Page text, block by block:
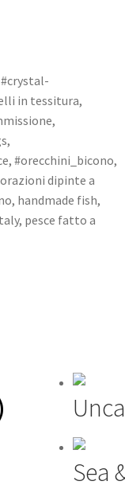
#crystal-
in tessitura,
,
,
, #orecchini_bicono,
dipinte a
, handmade fish,
, pesce fatto a
Sea